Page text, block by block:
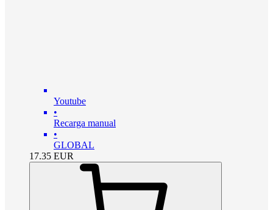
Youtube
•
Recarga manual
•
GLOBAL
17.35 EUR